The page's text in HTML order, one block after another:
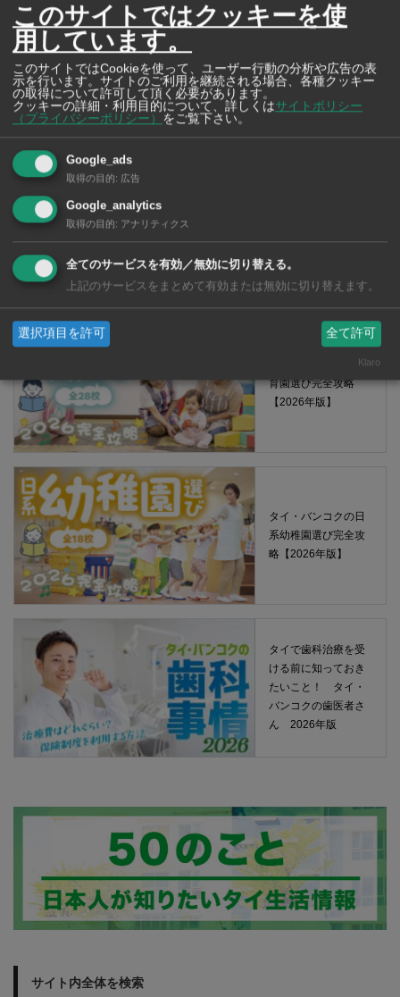
【タイ・バンコク】 マルシェトンロー内の「TOPS」で買える薬
2026年版
ブンイレブン）で買
える薬 2026年版
タイ・バンコクの保
育園選び完全攻略
【2026年版】
タイ・バンコクの日
系幼稚園選び完全攻
略【2026年版】
タイで歯科治療を受
ける前に知っておき
たいこと！ タイ・
バンコクの歯医者さ
ん 2026年版
サイト内全体を検索
このサイトではクッキーを使
用しています。
このサイトではCookieを使って、ユーザー行動の分析や広告の表
示を行います。サイトのご利用を継続される場合、各種クッキー
の取得について許可して頂く必要があります。
クッキーの詳細・利用目的について、詳しくはサイトポリシー
（プライバシーポリシー）
をご覧下さい。
Google_ads
取得の目的: 広告
Google_analytics
取得の目的: アナリティクス
全てのサービスを有効／無効に切り替える。
上記のサービスをまとめて有効または無効に切り替えます。
選択項目を許可 全て許可
Klaro